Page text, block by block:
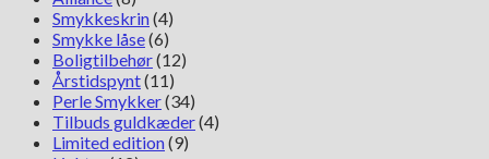
Smykkeskrin(4)
Smykke låse(6)
Boligtilbehør(12)
Årstidspynt(11)
Perle Smykker(34)
Tilbuds guldkæder(4)
Limited edition(9)